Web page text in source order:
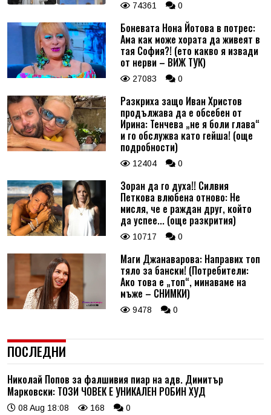
74361 0
Боневата Нона Йотова в потрес:
Ама как може хората да живеят в
тая София?! (ето какво я извади
от нерви – ВИЖ ТУК)
27083 0
Разкриха защо Иван Христов
продължава да е обсебен от
Ирина: Тенчева „не я боли глава“
и го обслужва като гейша! (още
подробности)
12404 0
Зоран да го духа!! Силвия
Петкова влюбена отново: Не
мисля, че е раждан друг, който
да успее... (още разкрития)
10717 0
Маги Джанаварова: Направих топ
тяло за бански! (Потребители:
Ако това е „топ“, минаваме на
мъже – СНИМКИ)
9478 0
ПОСЛЕДНИ
Николай Попов за фалшивия пиар на адв. Димитър
Марковски: ТОЗИ ЧОВЕК Е УНИКАЛЕН РОБИН ХУД
08 Aug 18:08 168 0